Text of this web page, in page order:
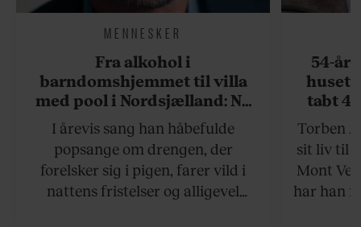
MENNESKER
Fra alkohol i
barndomshjemmet til villa
med pool i Nordsjælland: Nu
skal du høre sandheden om
Rasmus Seebach
I årevis sang han håbefulde
popsange om drengen, der
forelsker sig i pigen, farer vild i
nattens fristelser og alligevel
54-
huset
tabt
Torben
sit liv til
Mont
har han